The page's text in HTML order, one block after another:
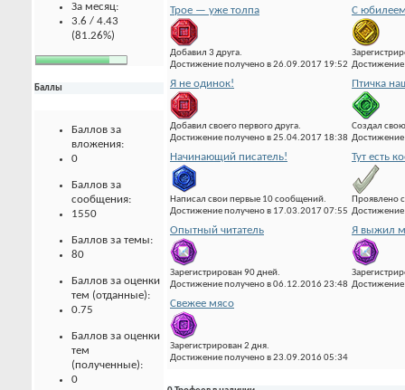
За месяц:
3.6 / 4.43
(81.26%)
Баллы
Баллов за
вложения:
0
Баллов за
сообщения:
1550
Баллов за темы:
80
Баллов за оценки
тем (отданные):
0.75
Баллов за оценки
тем
(полученные):
0
Трое — уже толпа
Добавил 3 друга.
Достижение получено в 26.09.2017 19:52
С
Я не одинок!
Добавил своего первого друга.
Достижение получено в 25.04.2017 18:38
Птичка
Создал
Начинающий писатель!
Написал свои первые 10 сообщений.
Достижение получено в 17.03.2017 07:55
Тут есть
Проявлено
Опытный читатель
Зарегистрирован 90 дней.
Достижение получено в 06.12.2016 23:48
Я выжил
Свежее мясо
Зарегистрирован 2 дня.
Достижение получено в 23.09.2016 05:34